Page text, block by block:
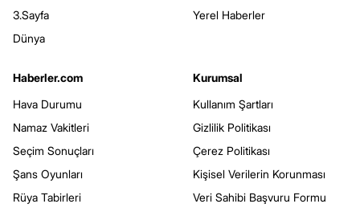
3.Sayfa
Dünya
Yerel Haberler
Haberler.com
Hava Durumu
Namaz Vakitleri
Seçim Sonuçları
Şans Oyunları
Rüya Tabirleri
Kurumsal
Kullanım Şartları
Gizlilik Politikası
Çerez Politikası
Kişisel Verilerin Korunması
Veri Sahibi Başvuru Formu